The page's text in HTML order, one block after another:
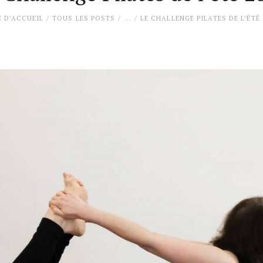
D’ACCUEIL TOUS LES POSTS ... LE CHALLENGE PILATES DE L’ÉTÉ